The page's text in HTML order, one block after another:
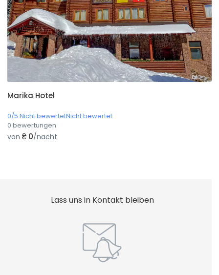
Marika Hotel
0/5 Nicht bewertetNicht bewertet
0 bewertungen
von ₴ 0/nacht
Lass uns in Kontakt bleiben